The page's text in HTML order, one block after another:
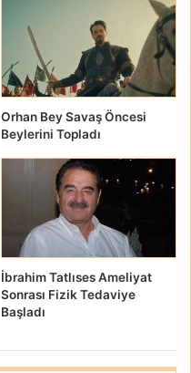
Orhan Bey Savaş Öncesi
Beylerini Topladı
İbrahim Tatlıses Ameliyat
Sonrası Fizik Tedaviye
Başladı